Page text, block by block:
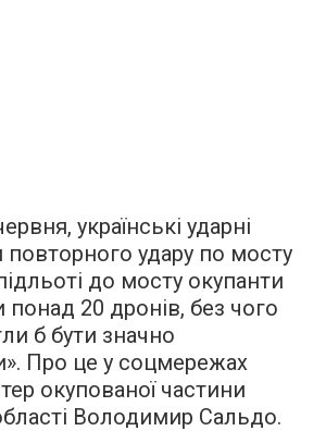
українські ударні
удару по мосту
до мосту окупанти
понад 20 дронів, без чого
б бути значно
Про це у соцмережах
окупованої частини
Володимир Сальдо.